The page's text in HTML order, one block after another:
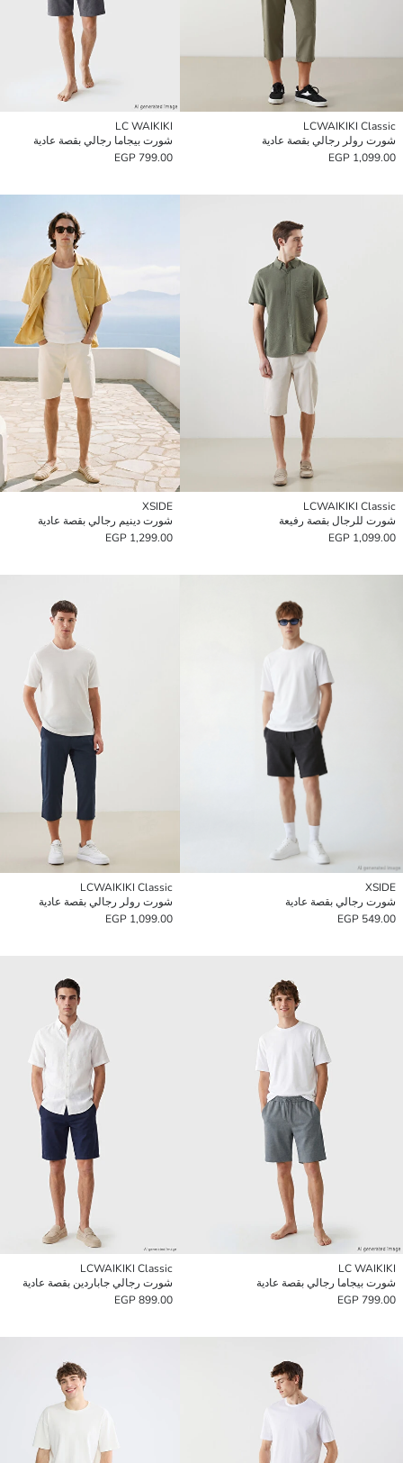
LCWAIKIKI Classic
شورت رولر رجالي بقصة عادية
1,099.00 EGP
LC WAIKIKI
شورت بيجاما رجالي بقصة عادية
799.00 EGP
LCWAIKIKI Classic
شورت للرجال بقصة رفيعة
1,099.00 EGP
XSIDE
شورت دينيم رجالي بقصة عادية
1,299.00 EGP
XSIDE
شورت رجالي بقصة عادية
549.00 EGP
LCWAIKIKI Classic
شورت رولر رجالي بقصة عادية
1,099.00 EGP
LC WAIKIKI
شورت بيجاما رجالي بقصة عادية
799.00 EGP
LCWAIKIKI Classic
شورت رجالي جاباردين بقصة عادية
899.00 EGP